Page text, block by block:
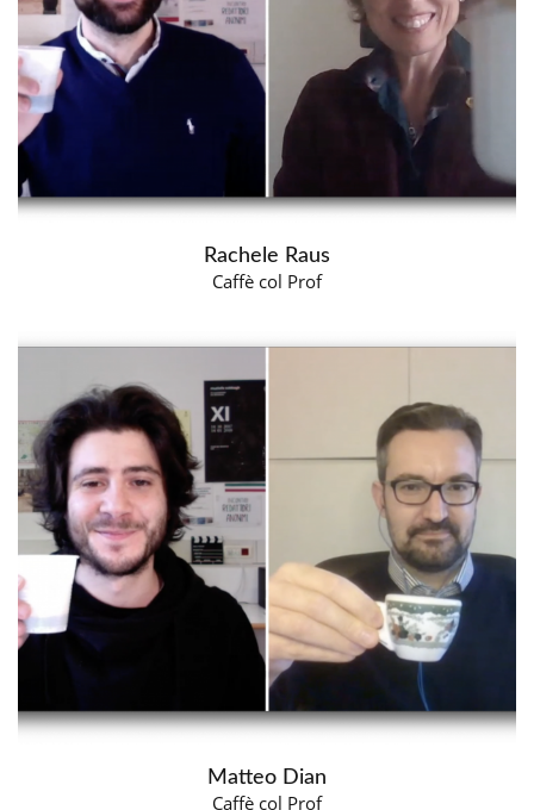
Rachele Raus
Caffè col Prof
Matteo Dian
Caffè col Prof